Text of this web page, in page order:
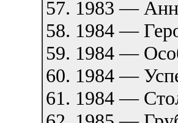
1983 —
1984 —
1984 —
1984 —
1984 —